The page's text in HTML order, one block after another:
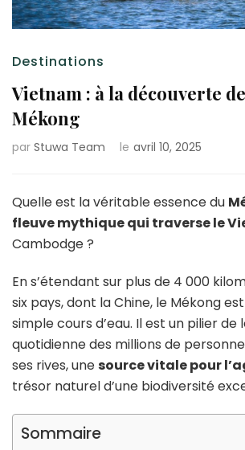
Destinations
Vietnam : à la découverte
Mékong
par Stuwa Team le avril 10, 2025
Quelle est la véritable essence du
fleuve mythique qui traverse le
Cambodge ?
En s’étendant sur plus de 4 000
six pays, dont la Chine, le Mékong
simple cours d’eau. Il est un pilier de
quotidienne des millions de
ses rives, unesource vitale pour
trésor naturel d’une biodiversité
Sommaire